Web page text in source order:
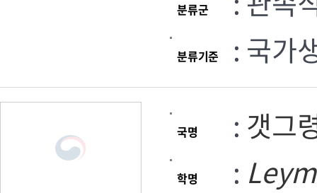
분류군
분류기준 : 국가
국명 : 갯그
학명 :